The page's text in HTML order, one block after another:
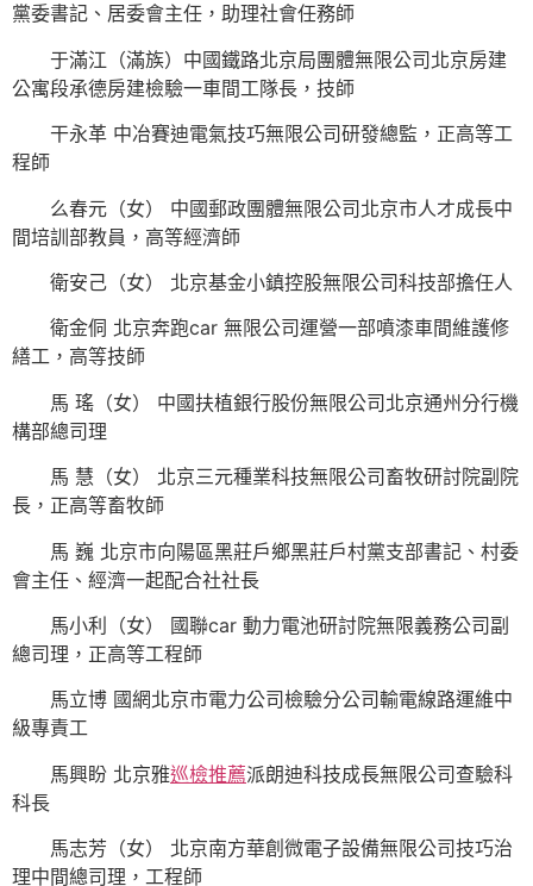
黨委書記、居委會主任，助理社會任務師
于滿江（滿族）中國鐵路北京局團體無限公司北京房建
公寓段承德房建檢驗一車間工隊長，技師
干永革 中冶賽迪電氣技巧無限公司研發總監，正高等工
程師
么春元（女） 中國郵政團體無限公司北京市人才成長中
間培訓部教員，高等經濟師
衛安己（女） 北京基金小鎮控股無限公司科技部擔任人
衛金侗 北京奔跑car 無限公司運營一部噴漆車間維護修
繕工，高等技師
馬 瑤（女） 中國扶植銀行股份無限公司北京通州分行機
構部總司理
馬 慧（女） 北京三元種業科技無限公司畜牧研討院副院
長，正高等畜牧師
馬 巍 北京市向陽區黑莊戶鄉黑莊戶村黨支部書記、村委
會主任、經濟一起配合社社長
馬小利（女） 國聯car 動力電池研討院無限義務公司副
總司理，正高等工程師
馬立博 國網北京市電力公司檢驗分公司輸電線路運維中
級專責工
馬興盼 北京雅巡檢推薦派朗迪科技成長無限公司查驗科
科長
馬志芳（女） 北京南方華創微電子設備無限公司技巧治
理中間總司理，工程師